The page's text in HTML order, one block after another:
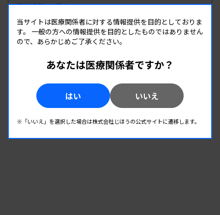
開催場所 : 大阪府
管理運営
第1回臨床検査総合部門研修会
大分県臨床検査技師会
開催場所 : WEB
当サイトは医療関係者に対する情報提供を目的としておりま
す。 一般の方への情報提供を目的としたものではありません
ので、あらかじめご了承ください。
あなたは医療関係者ですか？
はい いいえ
※「いいえ」を選択した場合は株式会社じほうの公式サイトに遷移します。